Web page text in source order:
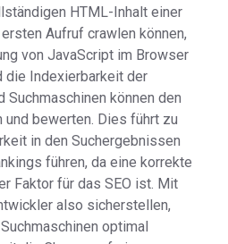
HTML-Inhalt einer
Aufruf crawlen können,
von JavaScript im Browser
die Indexierbarkeit der
können den
bewerten. Dies führt zu
in den Suchergebnissen
führen, da eine korrekte
Faktor für das SEO ist. Mit
also sicherstellen,
optimal